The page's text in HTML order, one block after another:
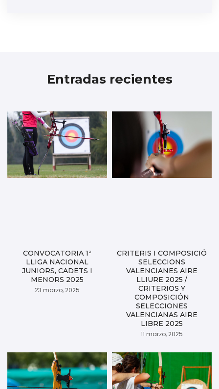
Entradas recientes
CONVOCATORIA 1ª
LLIGA NACIONAL
JUNIORS, CADETS I
MENORS 2025
23 marzo, 2025
CRITERIS I COMPOSICIÓ
SELECCIONS
VALENCIANES AIRE
LLIURE 2025 /
CRITERIOS Y
COMPOSICIÓN
SELECCIONES
VALENCIANAS AIRE
LIBRE 2025
11 marzo, 2025